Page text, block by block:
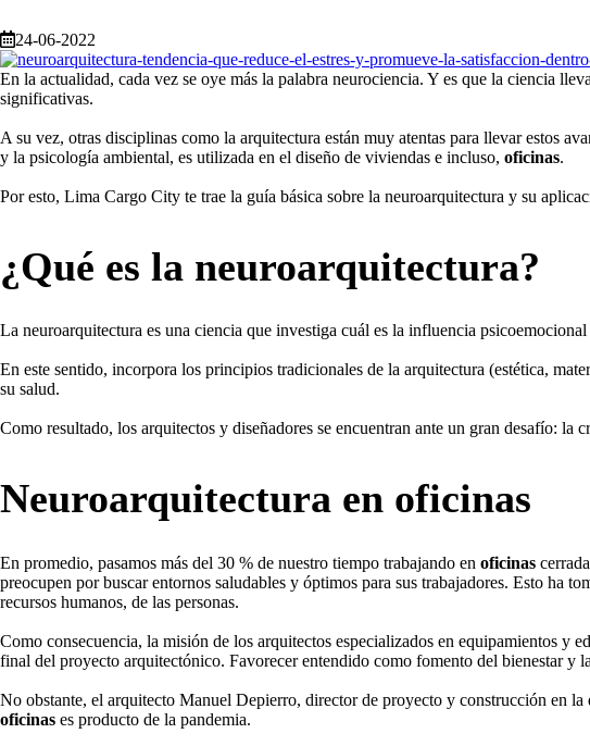
24-06-2022
En la actualidad, cada vez se oye más la palabra neurociencia. Y es que la ciencia
significativas.
A su vez, otras disciplinas como la arquitectura están muy atentas para llevar estos
y la psicología ambiental, es utilizada en el diseño de viviendas e incluso, oficinas.
Por esto, Lima Cargo City te trae la guía básica sobre la neuroarquitectura y su
¿Qué es la neuroarquitectura?
La neuroarquitectura es una ciencia que investiga cuál es la influencia psicoemocional
En este sentido, incorpora los principios tradicionales de la arquitectura (estética,
su salud.
Como resultado, los arquitectos y diseñadores se encuentran ante un gran desafío:
Neuroarquitectura en oficinas
En promedio, pasamos más del 30 % de nuestro tiempo trabajando en oficinas
preocupen por buscar entornos saludables y óptimos para sus trabajadores. Esto ha
recursos humanos, de las personas.
Como consecuencia, la misión de los arquitectos especializados en equipamientos y
final del proyecto arquitectónico. Favorecer entendido como fomento del bienestar y
No obstante, el arquitecto Manuel Depierro, director de proyecto y construcción en
oficinas es producto de la pandemia.